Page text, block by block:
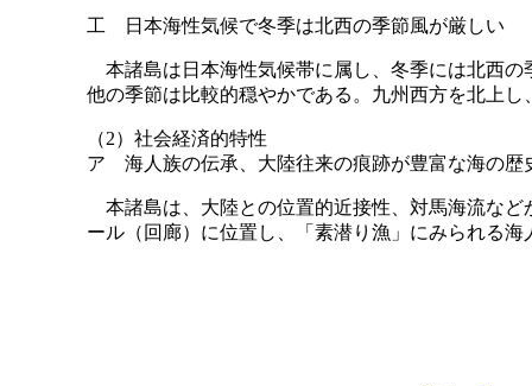
工 日本海性気候で冬季は北西の季節風が厳しい
本諸島は日本海性気候帯に属し、冬季には北西の
他の季節は比較的穏やかである。九州西方を北上
（2）社会経済的特性
ア 海人族の伝承、大陸往来の痕跡が豊富な海の歴
本諸島は、大陸との位置的近接性、対馬海流など
ール（回廊）に位置し、「素潜り漁」にみられる